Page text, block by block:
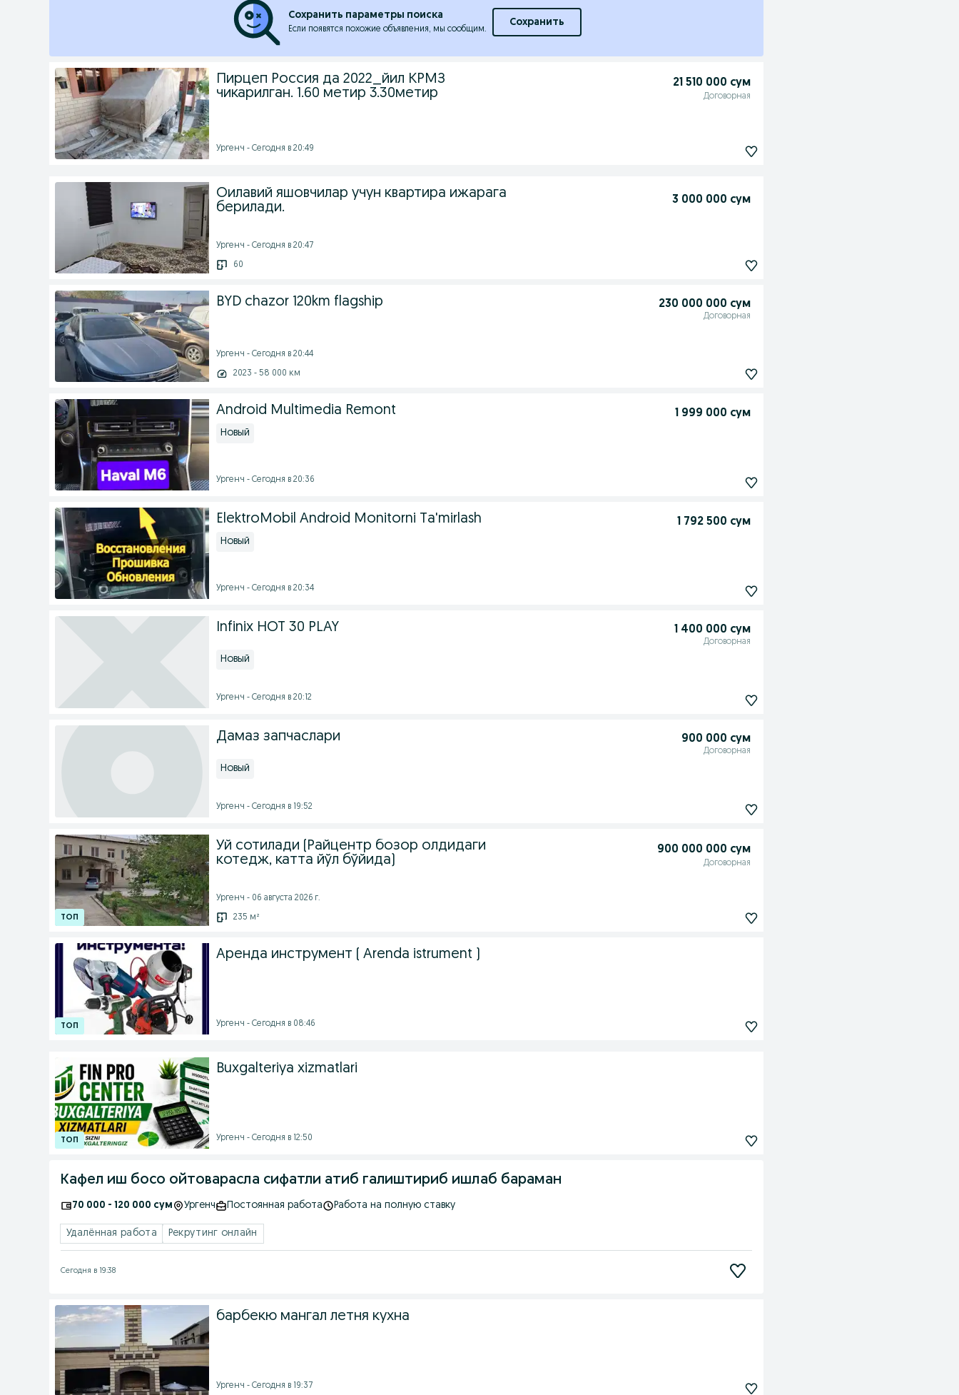
Сохранить параметры поиска
Если появятся похожие объявления, мы сообщим.
Сохранить
Пирцеп Россия да 2022_йил КРМЗ
чикарилган. 1.60 метир 3.30метир
21 510 000 сум
Договорная
Ургенч - Сегодня в 20:49
Оилавий яшовчилар учун квартира ижарага
берилади.
3 000 000 сум
Ургенч - Сегодня в 20:47
60
BYD chazor 120km flagship 230 000 000 сум
Договорная
Ургенч - Сегодня в 20:44
2023 - 58 000 км
Android Multimedia Remont 1 999 000 сум
Новый
Ургенч - Сегодня в 20:36
ElektroMobil Android Monitorni Ta'mirlash 1 792 500 сум
Новый
Ургенч - Сегодня в 20:34
Infinix HOT 30 PLAY 1 400 000 сум
Договорная
Новый
Ургенч - Сегодня в 20:12
Дамаз запчаслари 900 000 сум
Договорная
Новый
Ургенч - Сегодня в 19:52
Уй сотилади (Райцентр бозор олдидаги
котедж, катта йўл бўйида)
900 000 000 сум
Договорная
Ургенч - 06 августа 2026 г.
235 м²
Аренда инструмент ( Arenda istrument )
Ургенч - Сегодня в 08:46
Buxgalteriya xizmatlari
Ургенч - Сегодня в 12:50
Кафел иш босо ойтоварасла сифатли атиб галиштириб ишлаб бараман
70 000 - 120 000 сум Ургенч Постоянная работа Работа на полную ставку
Удалённая работа Рекрутинг онлайн
Сегодня в 19:38
барбекю мангал летня кухна
Ургенч - Сегодня в 19:37